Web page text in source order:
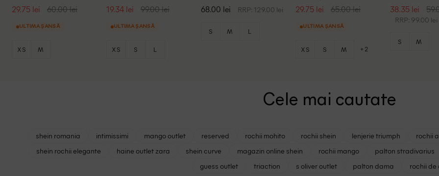
29.75 lei 60.00 lei
ULTIMA ȘANSĂ
XS M
19.34 lei 99.00 lei
ULTIMA ȘANSĂ
XS S L
68.00 lei RRP: 129.00 lei
S M L
magenta
29.75 lei 65.00 lei
ULTIMA ȘANSĂ
XS S M +2
38.35 lei
RRP: 99.00 lei
S M
Cele mai cautate
shein romania intimissimi mango outlet reserved rochii mohito rochii shein lenjerie triumph rochii
shein rochii elegante
haine outlet zara shein curve magazin online shein rochii mango palton stradivarius
guess outlet
triaction s oliver outlet palton dama rochii de